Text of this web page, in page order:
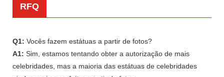
RFQ
Q1: Vocês fazem estátuas a partir de fotos?
A1: Sim, estamos tentando obter a autorização de mais
celebridades, mas a maioria das estátuas de celebridades